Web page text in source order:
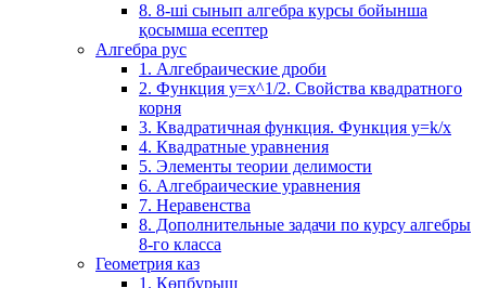
8. 8-ші сынып алгебра курсы бойынша
қосымша есептер
Алгебра рус
1. Алгебраические дроби
2. Функция y=x^1/2. Свойства квадратного
корня
3. Квадратичная функция. Функция у=k/x
4. Квадратные уравнения
5. Элементы теории делимости
6. Алгебраические уравнения
7. Неравенства
8. Дополнительные задачи по курсу алгебры
8-го класса
Геометрия каз
1. Көпбұрыш